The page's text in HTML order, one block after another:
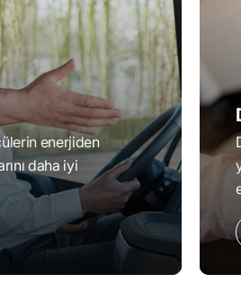
enerjiden
daha iyi